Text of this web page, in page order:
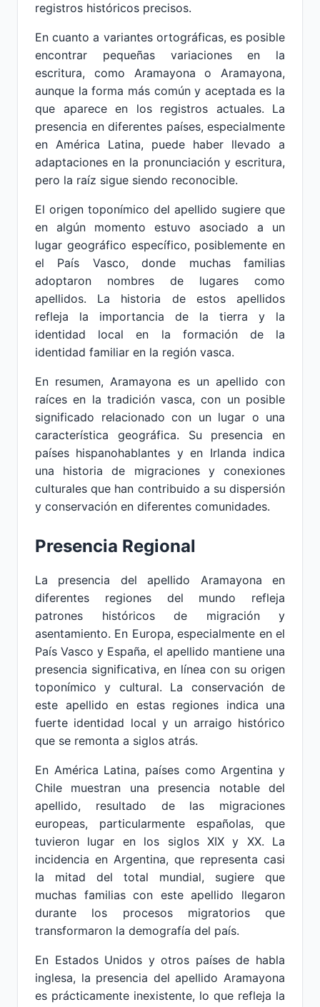
registros históricos precisos.
En cuanto a variantes ortográficas, es posible
encontrar pequeñas variaciones en la
escritura, como Aramayona o Aramayona,
aunque la forma más común y aceptada es la
que aparece en los registros actuales. La
presencia en diferentes países, especialmente
en América Latina, puede haber llevado a
adaptaciones en la pronunciación y escritura,
pero la raíz sigue siendo reconocible.
El origen toponímico del apellido sugiere que
en algún momento estuvo asociado a un
lugar geográfico específico, posiblemente en
el País Vasco, donde muchas familias
adoptaron nombres de lugares como
apellidos. La historia de estos apellidos
refleja la importancia de la tierra y la
identidad local en la formación de la
identidad familiar en la región vasca.
En resumen, Aramayona es un apellido con
raíces en la tradición vasca, con un posible
significado relacionado con un lugar o una
característica geográfica. Su presencia en
países hispanohablantes y en Irlanda indica
una historia de migraciones y conexiones
culturales que han contribuido a su dispersión
y conservación en diferentes comunidades.
Presencia Regional
La presencia del apellido Aramayona en
diferentes regiones del mundo refleja
patrones históricos de migración y
asentamiento. En Europa, especialmente en el
País Vasco y España, el apellido mantiene una
presencia significativa, en línea con su origen
toponímico y cultural. La conservación de
este apellido en estas regiones indica una
fuerte identidad local y un arraigo histórico
que se remonta a siglos atrás.
En América Latina, países como Argentina y
Chile muestran una presencia notable del
apellido, resultado de las migraciones
europeas, particularmente españolas, que
tuvieron lugar en los siglos XIX y XX. La
incidencia en Argentina, que representa casi
la mitad del total mundial, sugiere que
muchas familias con este apellido llegaron
durante los procesos migratorios que
transformaron la demografía del país.
En Estados Unidos y otros países de habla
inglesa, la presencia del apellido Aramayona
es prácticamente inexistente, lo que refleja la